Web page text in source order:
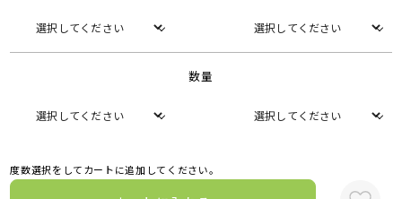
数量
度数選択をしてカートに追加してください。